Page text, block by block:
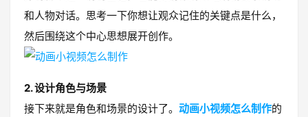
和人物对话。思考一下你想让观众记住的关键点是什么，
然后围绕这个中心思想展开创作。
2. 设计角色与场景
接下来就是角色和场景的设计了。 动画小视频怎么制作的